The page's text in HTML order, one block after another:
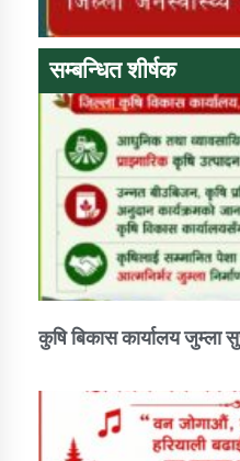
कार्यक्रम
कर्णाली
सम्बन्धित शीर्षक
कुषि बिकास कार्यालय जुम्ला